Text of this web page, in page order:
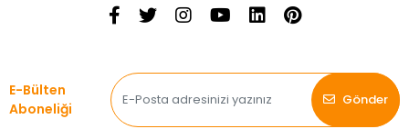
E-Bülten
Aboneliği
Gönder